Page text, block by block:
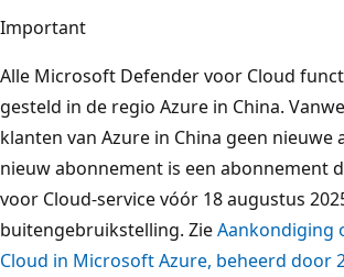
Important
Alle Microsoft Defender voor Cloud
gesteld in de regio Azure in China.
klanten van Azure in China geen
nieuw abonnement is een abonnement
voor Cloud-service vóór 18 augustus
buitengebruikstelling. ZieAankondiging
Cloud in Microsoft Azure, beheerd door